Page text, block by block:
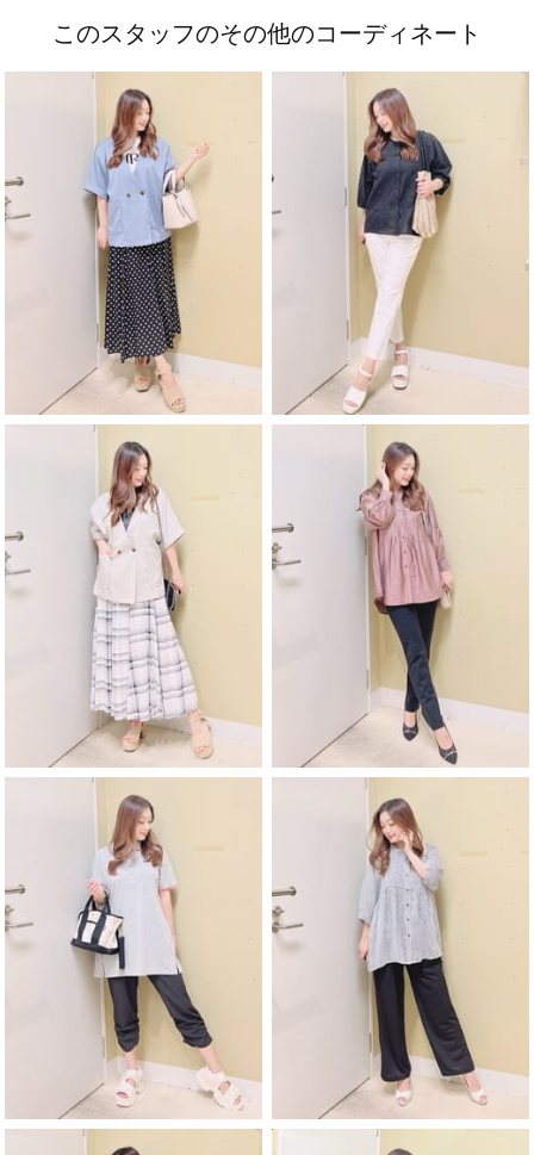
このスタッフのその他のコーディネート